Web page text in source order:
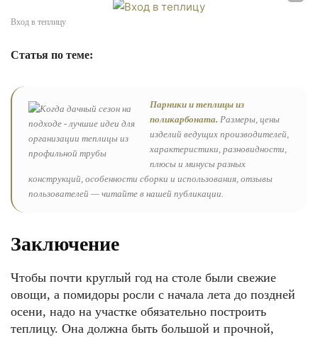
Вход в теплицу
Статья по теме:
Парники и теплицы из
поликарбоната. Размеры, цены
изделий ведущих производителей,
характеристики, разновидности,
плюсы и минусы разных
конструкций, особенности сборки и использования, отзывы
пользователей — читайте в нашей публикации.
Заключение
Чтобы почти круглый год на столе были свежие
овощи, а помидоры росли с начала лета до поздней
осени, надо на участке обязательно построить
теплицу. Она должна быть большой и прочной,